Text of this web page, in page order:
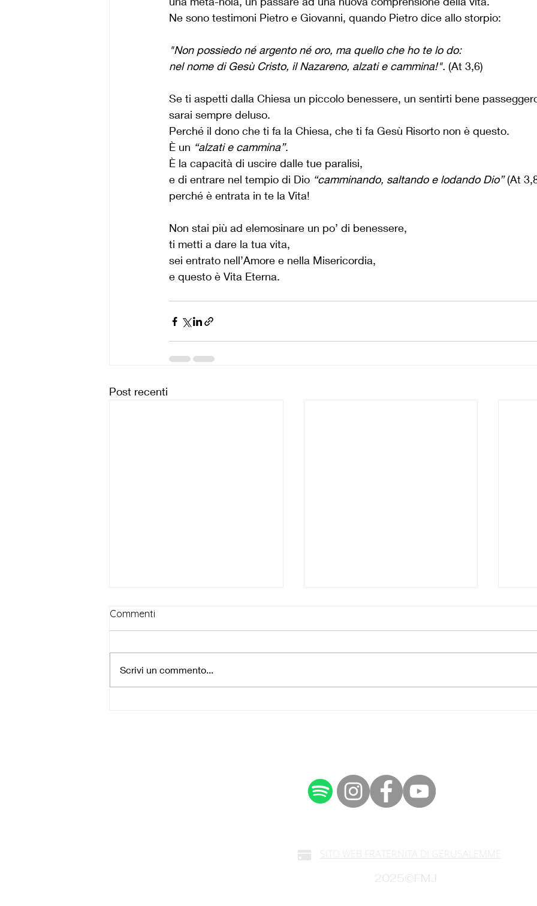
Ne sono testimoni Pietro e Giovanni, quando Pietro dice allo storpio:
"Non possiedo né argento né oro, ma quello che ho te lo do:
nel nome di Gesù Cristo, il Nazareno, alzati e cammina!". (At 3,6)
Se ti aspetti dalla Chiesa un piccolo benessere, un sentirti bene
sarai sempre deluso.
Perché il dono che ti fa la Chiesa, che ti fa Gesù Risorto non è questo.
È un “alzati e cammina”.
È la capacità di uscire dalle tue paralisi,
e di entrare nel tempio di Dio “camminando, saltando e lodando Dio” (At
perché è entrata in te la Vita!
Non stai più ad elemosinare un po’ di benessere,
ti metti a dare la tua vita,
sei entrato nell’Amore e nella Misericordia,
e questo è Vita Eterna.
Post recenti
Commenti
Scrivi un commento...
SITO WEB FRATERNITA DI GERUSALEMME
2025©FMJ